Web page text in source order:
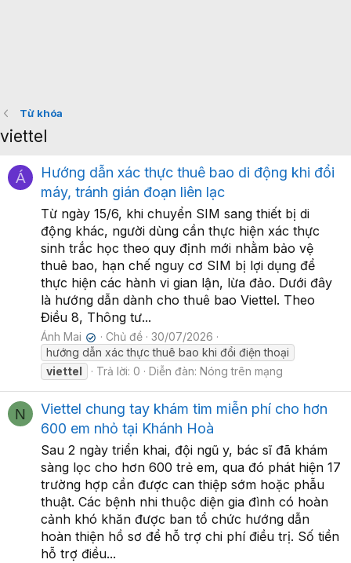
Từ khóa
viettel
Á
Hướng dẫn xác thực thuê bao di động khi đổi
máy, tránh gián đoạn liên lạc
Từ ngày 15/6, khi chuyển SIM sang thiết bị di
động khác, người dùng cần thực hiện xác thực
sinh trắc học theo quy định mới nhằm bảo vệ
thuê bao, hạn chế nguy cơ SIM bị lợi dụng để
thực hiện các hành vi gian lận, lừa đảo. Dưới đây
là hướng dẫn dành cho thuê bao Viettel. Theo
Điều 8, Thông tư...
Ánh Mai ✔ Chủ đề
30/07/2026
hướng dẫn xác thực thuê bao khi đổi điện thoại
viettel
Trả lời: 0 Diễn đàn: Nóng trên mạng
N
Viettel chung tay khám tim miễn phí cho hơn
600 em nhỏ tại Khánh Hoà
Sau 2 ngày triển khai, đội ngũ y, bác sĩ đã khám
sàng lọc cho hơn 600 trẻ em, qua đó phát hiện 17
trường hợp cần được can thiệp sớm hoặc phẫu
thuật. Các bệnh nhi thuộc diện gia đình có hoàn
cảnh khó khăn được ban tổ chức hướng dẫn
hoàn thiện hồ sơ để hỗ trợ chi phí điều trị. Số tiền
hỗ trợ điều...